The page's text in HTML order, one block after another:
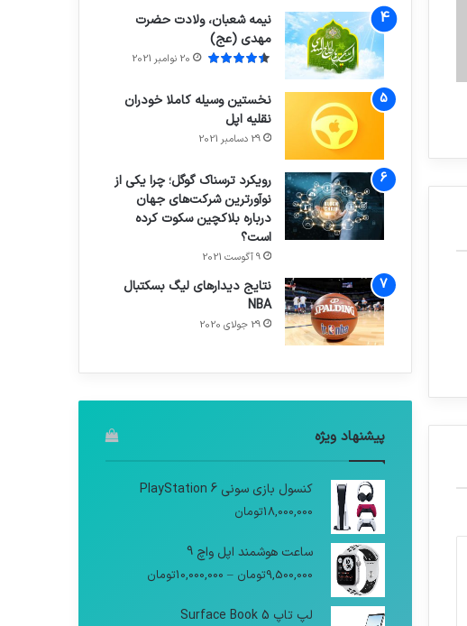
نیمه شعبان، ولادت حضرت
مهدی (عج)
20 نوامبر 2021
نخستین وسیله کاملا خودران
نقلیه اپل
29 دسامبر 2021
رویکرد ترسناک گوگل؛ چرا یکی از
نوآورترین شرکت‌های جهان
درباره بلاکچین سکوت کرده
است؟
9 آگوست 2021
نتایج دیدار‌های لیگ بسکتبال
NBA
29 جولای 2020
پیشنهاد ویژه
کنسول بازی سونی PlayStation 6
18,000,000تومان
ساعت هوشمند اپل واچ 9
9,500,000تومان –
10,000,000تومان
لپ تاپ Surface Book 5